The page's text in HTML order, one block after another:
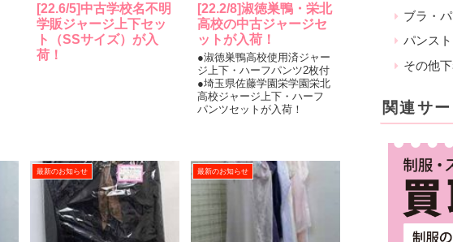
[22.6/5]中古学校名不明
学販ジャージ上下セッ
ト（SSサイズ）が入
荷！
[22.2/8]淑徳巣鴨・栄北
高校の中古ジャージセ
ットが入荷！
●淑徳巣鴨高校使用済ジャー
ジ上下・ハーフパンツ2枚付
●埼玉県佐藤学園栄学園栄北
高校ジャージ上下・ハーフ
パンツセットが入荷！
最新のお知らせ 最新のお知らせ
ブラ・
パンスト
その他
関連サ